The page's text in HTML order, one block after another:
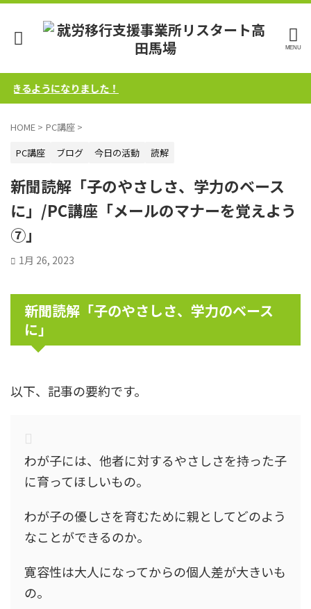
ようになりました！
HOME > PC講座 >
PC講座
ブログ 今日の活動 読解
新聞読解「子のやさしさ、学力のベース
に」/PC講座「メールのマナーを覚えよう
⑦」
1月 26, 2023
新聞読解「子のやさしさ、学力のベース
に」
以下、記事の要約です。
わが子には、他者に対するやさしさを持った子
に育ってほしいもの。
わが子の優しさを育むために親としてどのよう
なことができるのか。
寛容性は大人になってからの個人差が大きいも
の。